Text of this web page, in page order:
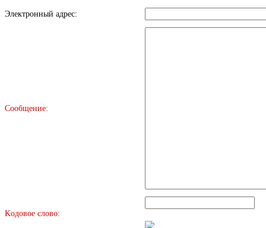
Электронный адрес:
Сообщение:
Kодовое слово: